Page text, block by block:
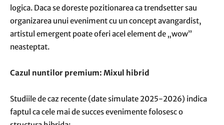
logica. Daca se doreste pozitionarea ca trendsetter sau
organizarea unui eveniment cu un concept avangardist,
artistul emergent poate oferi acel element de „wow”
neasteptat.
Cazul nuntilor premium: Mixul hibrid
Studiile de caz recente (date simulate 2025-2026) indica
faptul ca cele mai de succes evenimente folosesc o